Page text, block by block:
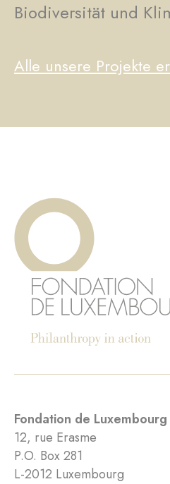
Biodiversität und
Alle unsere Projekte
Fondation de Luxembourg
12, rue Erasme
P.O. Box 281
L-2012 Luxembourg